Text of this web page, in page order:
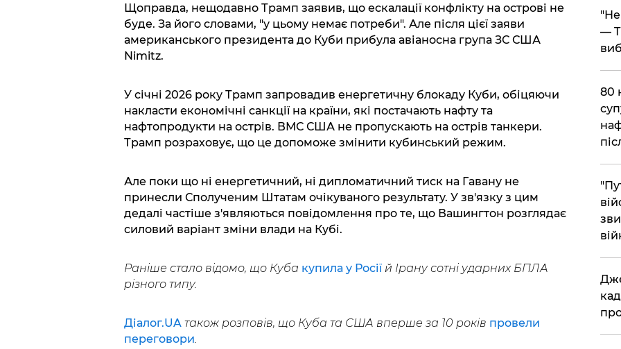
Щоправда, нещодавно Трамп заявив, що ескалації конфлікту на острові не
буде. За його словами, "у цьому немає потреби". Але після цієї заяви
американського президента до Куби прибула авіаносна група ЗС США
Nimitz.
У січні 2026 року Трамп запровадив енергетичну блокаду Куби, обіцяючи
накласти економічні санкції на країни, які постачають нафту та
нафтопродукти на острів. ВМС США не пропускають на острів танкери.
Трамп розраховує, що це допоможе змінити кубинський режим.
Але поки що ні енергетичний, ні дипломатичний тиск на Гавану не
принесли Сполученим Штатам очікуваного результату. У зв'язку з цим
дедалі частіше з'являються повідомлення про те, що Вашингтон розглядає
силовий варіант зміни влади на Кубі.
Раніше стало відомо, що Куба купила у Росії й Ірану сотні ударних БПЛА
різного типу.
Діалог.UAтакож розповів, що Куба та США вперше за 10 років провели
переговори
—
​80